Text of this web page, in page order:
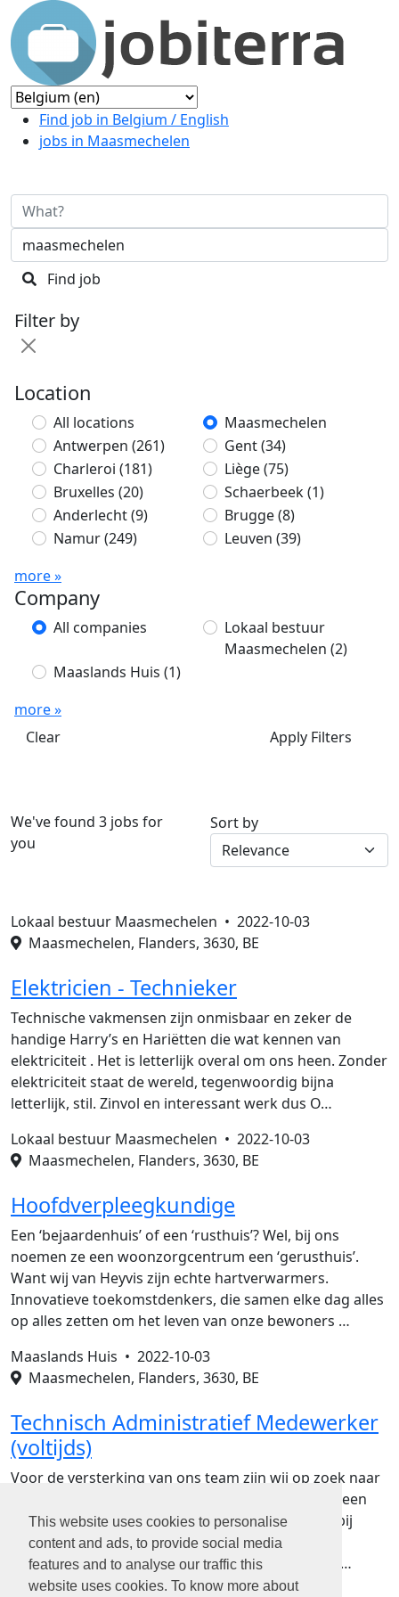
This website uses cookies to personalise
content and ads, to provide social media
features and to analyse our traffic this
website uses cookies. To know more about
Find job in Belgium / English
jobs in Maasmechelen
Find job
Filter by
Location
All locations
Maasmechelen
Antwerpen (261) Gent(34)
Charleroi (181) Liège(75)
Bruxelles (20) Schaerbeek(1)
Anderlecht(9) Brugge(8)
Namur(249) Leuven (39)
more »
Company
All companies
Lokaal bestuur
Maasmechelen (2)
Maaslands Huis (1)
more »
Clear
Apply Filters
We've found 3 jobs for
you
Sort by
Lokaal bestuur Maasmechelen • 2022-10-03
Maasmechelen, Flanders, 3630, BE
Elektricien - Technieker
Technische vakmensen zijn onmisbaar en zeker de
handige Harry’s en Hariëtten die wat kennen van
elektriciteit . Het is letterlijk overal om ons heen. Zonder
elektriciteit staat de wereld, tegenwoordig bijna
letterlijk, stil. Zinvol en interessant werk dus O…
Lokaal bestuur Maasmechelen • 2022-10-03
Maasmechelen, Flanders, 3630, BE
Hoofdverpleegkundige
Een ‘bejaardenhuis’ of een ‘rusthuis’? Wel, bij ons
noemen ze een woonzorgcentrum een ‘gerusthuis’.
Want wij van Heyvis zijn echte hartverwarmers.
Innovatieve toekomstdenkers, die samen elke dag alles
op alles zetten om het leven van onze bewoners …
Maaslands Huis • 2022-10-03
Maasmechelen, Flanders, 3630, BE
Technisch Administratief Medewerker
(voltijds)
Voor de versterking van ons team zijn wij op zoek naar
een: Functieomschrijving - Je organiseert en stelt een
plaatsbeschrijving op - Je verricht voorcontroles bij
huurders die een opzeg hebben gedaan - Je gaat
panden bezichtigen met potentiële huurders - Je …